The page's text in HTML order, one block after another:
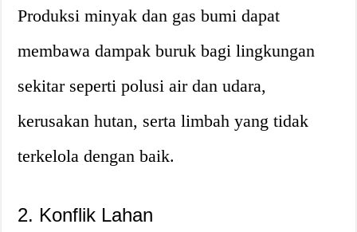
Produksi minyak dan gas bumi dapat
membawa dampak buruk bagi lingkungan
sekitar seperti polusi air dan udara,
kerusakan hutan, serta limbah yang tidak
terkelola dengan baik.
2. Konflik Lahan